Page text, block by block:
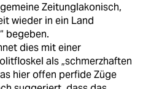
Zeitunglakonisch,
wieder in ein Land
begeben.
dies mit einer
als „schmerzhaften
hier offen perfide Züge